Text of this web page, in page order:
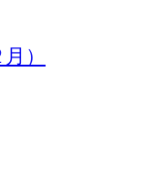
）